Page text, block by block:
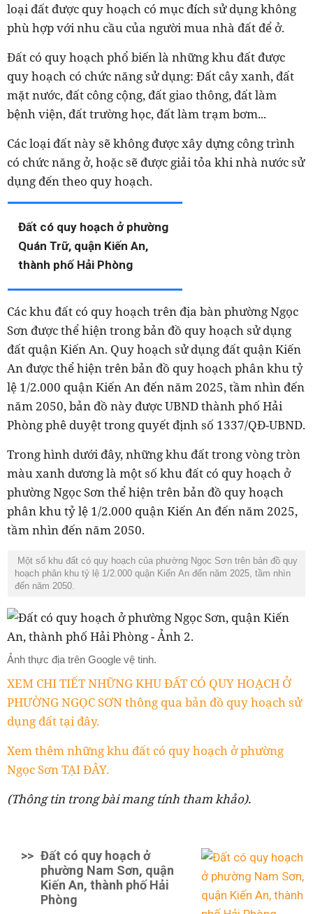
loại đất được quy hoạch có mục đích sử dụng không
phù hợp với nhu cầu của người mua nhà đất để ở.
Đất có quy hoạch phổ biến là những khu đất được
quy hoạch có chức năng sử dụng: Đất cây xanh, đất
mặt nước, đất công cộng, đất giao thông, đất làm
bệnh viện, đất trường học, đất làm trạm bơm...
Các loại đất này sẽ không được xây dựng công trình
có chức năng ở, hoặc sẽ được giải tỏa khi nhà nước sử
dụng đến theo quy hoạch.
Đất có quy hoạch ở phường
Quán Trữ, quận Kiến An,
thành phố Hải Phòng
Các khu đất có quy hoạch trên địa bàn phường Ngọc
Sơn được thể hiện trong bản đồ quy hoạch sử dụng
đất quận Kiến An. Quy hoạch sử dụng đất quận Kiến
An được thể hiện trên bản đồ quy hoạch phân khu tỷ
lệ 1/2.000 quận Kiến An đến năm 2025, tầm nhìn đến
năm 2050, bản đồ này được UBND thành phố Hải
Phòng phê duyệt trong quyết định số 1337/QĐ-UBND.
Trong hình dưới đây, những khu đất trong vòng tròn
màu xanh dương là một số khu đất có quy hoạch ở
phường Ngọc Sơn thể hiện trên bản đồ quy hoạch
phân khu tỷ lệ 1/2.000 quận Kiến An đến năm 2025,
tầm nhìn đến năm 2050.
Một số khu đất có quy hoạch của phường Ngọc Sơn trên bản đồ quy
hoạch phân khu tỷ lệ 1/2.000 quận Kiến An đến năm 2025, tầm nhìn
đến năm 2050.
Ảnh thực địa trên Google vệ tinh.
XEM CHI TIẾT NHỮNG KHU ĐẤT CÓ QUY HOẠCH Ở
PHƯỜNG NGỌC SƠN thông qua bản đồ quy hoạch sử
dụng đất tại đây.
Xem thêm những khu đất có quy hoạch ở phường
Ngọc Sơn TẠI ĐÂY.
(Thông tin trong bài mang tính tham khảo).
>> Đất có quy hoạch ở
phường Nam Sơn, quận
Kiến An, thành phố Hải
Phòng